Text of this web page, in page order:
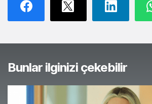
Bunlar ilginizi çekebilir